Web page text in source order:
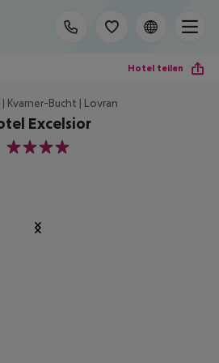
Hotel teilen
Kvarner-Bucht | Lovran
Excelsior
4